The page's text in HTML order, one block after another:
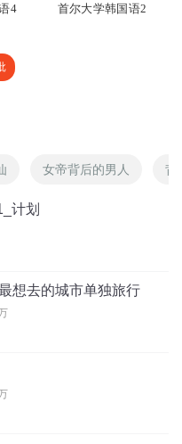
4 首尔大学韩国语2
女帝背后的男人 背
计划
想去的城市单独旅行